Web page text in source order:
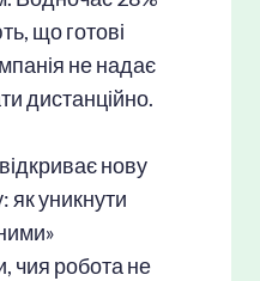
що готові
не надає
дистанційно.
нову
як уникнути
чия робота не